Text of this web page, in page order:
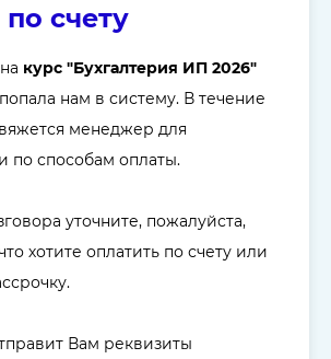
счету
курс "Бухгалтерия ИП 2026"
нам в систему. В течение
менеджер для
по способам оплаты.
уточните, пожалуйста,
хотите оплатить по счету или
Вам реквизиты